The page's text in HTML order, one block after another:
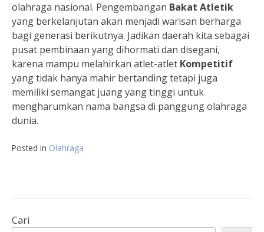
olahraga nasional. Pengembangan Bakat Atletik
yang berkelanjutan akan menjadi warisan berharga
bagi generasi berikutnya. Jadikan daerah kita sebagai
pusat pembinaan yang dihormati dan disegani,
karena mampu melahirkan atlet-atlet Kompetitif
yang tidak hanya mahir bertanding tetapi juga
memiliki semangat juang yang tinggi untuk
mengharumkan nama bangsa di panggung olahraga
dunia.
Posted in Olahraga
Cari